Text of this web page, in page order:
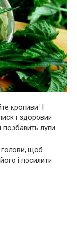
кропиви! І
і здоровий
позбавить лупи.
голови, щоб
і посилити